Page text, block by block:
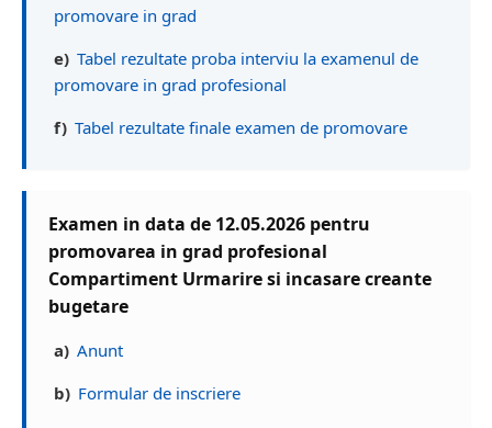
promovare in grad
e) Tabel rezultate proba interviu la examenul de
promovare in grad profesional
f) Tabel rezultate finale examen de promovare
Examen in data de 12.05.2026 pentru
promovarea in grad profesional
Compartiment Urmarire si incasare creante
bugetare
a) Anunt
b) Formular de inscriere